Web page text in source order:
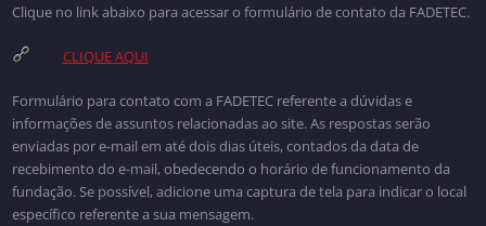
Clique no link abaixo para acessar o formulário de contato da FADETEC.
CLIQUE AQUI
Formulário para contato com a FADETEC referente a dúvidas e
informações de assuntos relacionadas ao site. As respostas serão
enviadas por e-mail em até dois dias úteis, contados da data de
recebimento do e-mail, obedecendo o horário de funcionamento da
fundação. Se possível, adicione uma captura de tela para indicar o local
específico referente a sua mensagem.